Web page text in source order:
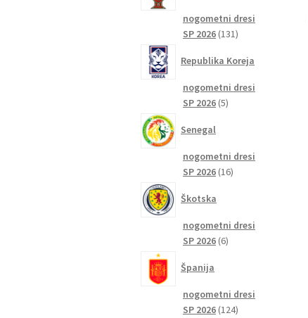
nogometni dresi
SP 2026 131131
Republika Koreja
nogometni dresi
SP 2026 55
Senegal
nogometni dresi
SP 2026 1616
Škotska
nogometni dresi
SP 2026 66
Španija
nogometni dresi
SP 2026 124124